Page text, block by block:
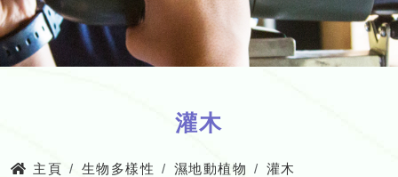
灌木
主頁 生物多樣性 濕地動植物
灌木